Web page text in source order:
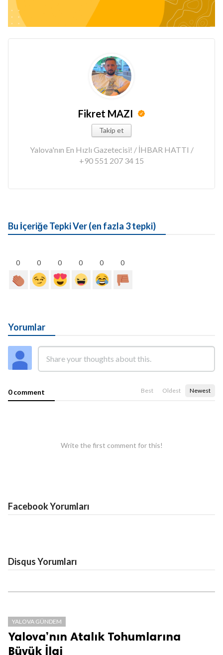
Fikret MAZI
Takip et
Yalova'nın En Hızlı Gazetecisi! / İHBAR HATTI /
+90 551 207 34 15
Bu İçeriğe Tepki Ver (en fazla 3 tepki)
0 0 0 0 0 0
Yorumlar
0 comment Best Oldest Newest
Write the first comment for this!
Facebook Yorumları
Disqus Yorumları
YALOVA GÜNDEM
Yalova’nın Atalık Tohumlarına
Büyük İlgi